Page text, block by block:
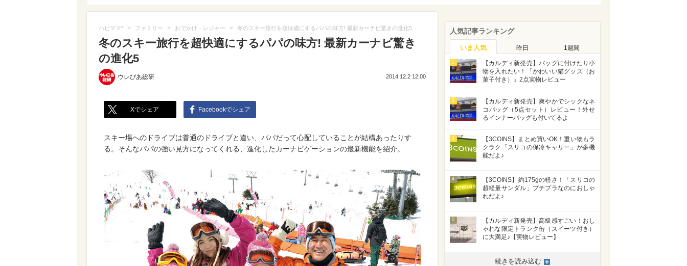
ハピママ* > ファミリー > おでかけ・レジャー > 冬のスキー旅行を超快適にするパパの味方! 最新カーナビ驚きの進化5
冬のスキー旅行を超快適にするパパの味方! 最新カーナビ驚き
の進化5
ウレぴあ総研 2014.12.2 12:00
Xでシェア Facebookでシェア
スキー場へのドライブは普通のドライブと違い、パパだって心配していることが結構あったりす
る。そんなパパの強い見方になってくれる、進化したカーナビゲーションの最新機能を紹介。
人気記事ランキング
いま人気 昨日 1週間
1
【カルディ新発売】バッグに付けたり小
物を入れたい！「かわいい猫グッズ（お
菓子付き）」2点実物レビュー
2
【カルディ新発売】爽やかでシックなネ
コバッグ（5点セット）レビュー！外せ
るインナーバッグも付いてるよ
3
【3COINS】まとめ買いOK！重い物もラ
クラク「スリコの保冷キャリー」が多機
能だよ♪
4
【3COINS】約175gの軽さ！「スリコの
超軽量サンダル」プチプラなのにおしゃ
れだよ♪
5
【カルディ新発売】高級感すごい！おし
ゃれな限定トランク缶（スイーツ付き）
に大満足♪【実物レビュー】
続きを読み込む